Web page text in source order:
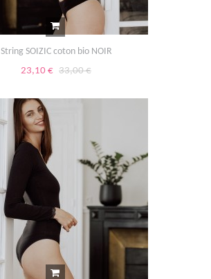
String SOIZIC coton bio NOIR
23,10 € 33,00 €